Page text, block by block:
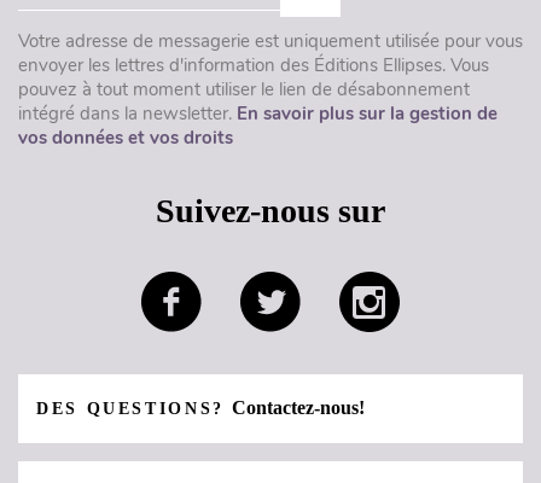
Votre adresse de messagerie est uniquement utilisée pour vous
envoyer les lettres d'information des Éditions Ellipses. Vous
pouvez à tout moment utiliser le lien de désabonnement
intégré dans la newsletter. En savoir plus sur la gestion de
vos données et vos droits
Suivez-nous sur
DES QUESTIONS?Contactez-nous!